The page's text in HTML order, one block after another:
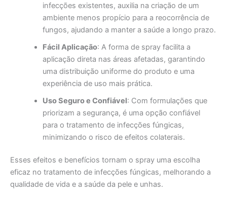
infecções existentes, auxilia na criação de um
ambiente menos propício para a reocorrência de
fungos, ajudando a manter a saúde a longo prazo.
Fácil Aplicação: A forma de spray facilita a
aplicação direta nas áreas afetadas, garantindo
uma distribuição uniforme do produto e uma
experiência de uso mais prática.
Uso Seguro e Confiável: Com formulações que
priorizam a segurança, é uma opção confiável
para o tratamento de infecções fúngicas,
minimizando o risco de efeitos colaterais.
Esses efeitos e benefícios tornam o spray uma escolha
eficaz no tratamento de infecções fúngicas, melhorando a
qualidade de vida e a saúde da pele e unhas.